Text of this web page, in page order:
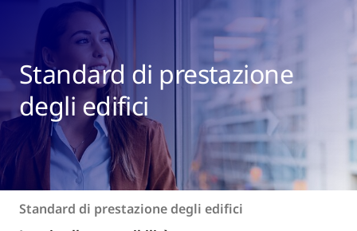
Standard di prestazione
degli edifici
Standard di prestazione degli edifici